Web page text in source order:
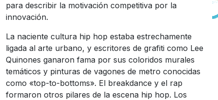
para describir la motivación competitiva por la
innovación.
La naciente cultura hip hop estaba estrechamente
ligada al arte urbano, y escritores de grafiti como Lee
Quinones ganaron fama por sus coloridos murales
temáticos y pinturas de vagones de metro conocidas
como «top-to-bottoms». El breakdance y el rap
formaron otros pilares de la escena hip hop. Los